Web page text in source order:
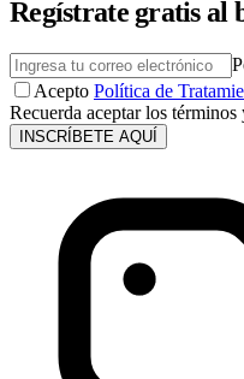
Regístrate gratis al
Acepto Política de
Recuerda aceptar los
INSCRÍBETE AQUÍ